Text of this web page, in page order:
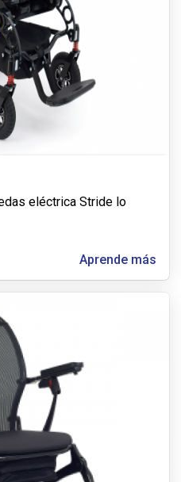
eléctrica Stride lo
Aprende más